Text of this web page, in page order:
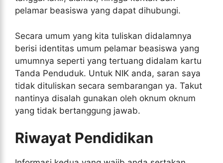
pelamar beasiswa yang dapat dihubungi.
Secara umum yang kita tuliskan didalamnya
berisi identitas umum pelamar beasiswa yang
umumnya seperti yang tertuang didalam kartu
Tanda Penduduk. Untuk NIK anda, saran saya
tidak dituliskan secara sembarangan ya. Takut
nantinya disalah gunakan oleh oknum oknum
yang tidak bertanggung jawab.
Riwayat Pendidikan